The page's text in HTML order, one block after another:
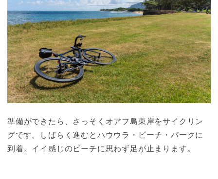
準備ができたら、さっそくオアフ島東岸をサイクリン
グです。しばらく進むとハウウラ・ビーチ・パークに
到着。イイ感じのビーチに思わず足が止まります。